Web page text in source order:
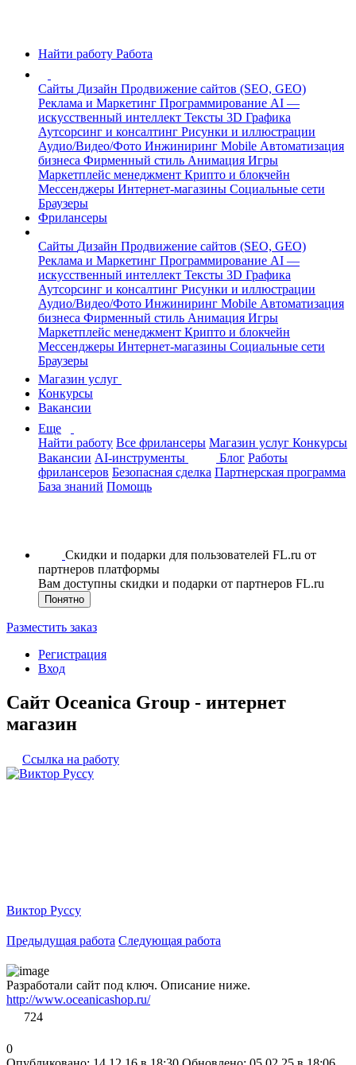
Найти работу Работа
Сайты Дизайн Продвижение сайтов (SEO, GEO)
Реклама и Маркетинг Программирование AI —
искусственный интеллект Тексты 3D Графика
Аутсорсинг и консалтинг Рисунки и иллюстрации
Аудио/Видео/Фото Инжиниринг Mobile Автоматизация
бизнеса Фирменный стиль Анимация Игры
Маркетплейс менеджмент Крипто и блокчейн
Мессенджеры Интернет-магазины Социальные сети
Браузеры
Фрилансеры
Сайты Дизайн Продвижение сайтов (SEO, GEO)
Реклама и Маркетинг Программирование AI —
искусственный интеллект Тексты 3D Графика
Аутсорсинг и консалтинг Рисунки и иллюстрации
Аудио/Видео/Фото Инжиниринг Mobile Автоматизация
бизнеса Фирменный стиль Анимация Игры
Маркетплейс менеджмент Крипто и блокчейн
Мессенджеры Интернет-магазины Социальные сети
Браузеры
Магазин услуг
Конкурсы
Вакансии
Еще
Найти работу Все фрилансеры Магазин услуг Конкурсы
Вакансии AI-инструменты Блог Работы
фрилансеров Безопасная сделка Партнерская программа
База знаний Помощь
Скидки и подарки для пользователей FL.ru от
партнеров платформы
Вам доступны скидки и подарки от партнеров FL.ru
Понятно
Разместить заказ
Регистрация
Вход
Сайт Oceanica Group - интернет
магазин
Ссылка на работу
Виктор Руссу
Предыдущая работа Следующая работа
Разработали сайт под ключ. Описание ниже.
http://www.oceanicashop.ru/
724
0